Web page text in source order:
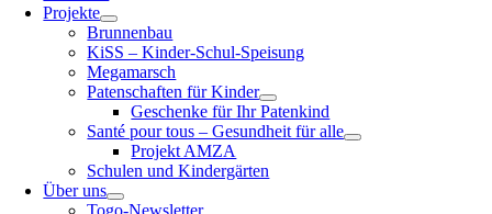
Projekte
Brunnenbau
KiSS – Kinder-Schul-Speisung
Megamarsch
Patenschaften für Kinder
Geschenke für Ihr Patenkind
Santé pour tous – Gesundheit für alle
Projekt AMZA
Schulen und Kindergärten
Über uns
Togo-Newsletter